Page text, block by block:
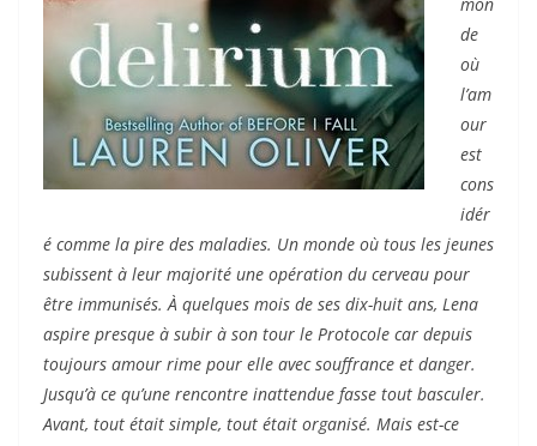
de
où
l’am
our
est
cons
idér
é comme la pire des maladies. Un monde où tous les jeunes
subissent à leur majorité une opération du cerveau pour
être immunisés. À quelques mois de ses dix-huit ans, Lena
aspire presque à subir à son tour le Protocole car depuis
toujours amour rime pour elle avec souffrance et danger.
Jusqu’à ce qu’une rencontre inattendue fasse tout basculer.
Avant, tout était simple, tout était organisé. Mais est-ce